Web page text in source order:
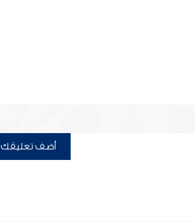
أضف تعليقك